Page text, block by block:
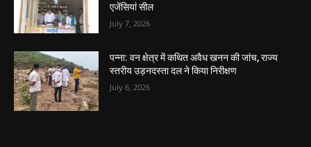
एजेंसियां सील
July 7, 2026
पन्ना: वन क्षेत्र में कथित अवैध खनन की जांच, राज्य
स्तरीय उड़नदस्ता दल ने किया निरीक्षण
July 6, 2026